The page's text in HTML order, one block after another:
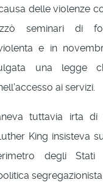
delle violenze
seminari di
e in
una legge
ai servizi.
tuttavia irta
King insisteva
degli